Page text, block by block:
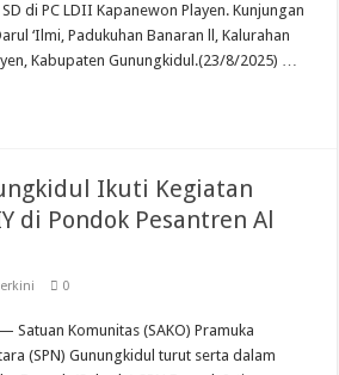
Bersih Sampah Memperingati Hari
di PC LDII Kapanewon Playen. Kunjungan
‘Ilmi, Padukuhan Banaran ll, Kalurahan
Kabupaten Gunungkidul.(23/8/2025) …
Ikuti Kegiatan
di Pondok Pesantren Al
0
Satuan Komunitas (SAKO) Pramuka
(SPN) Gunungkidul turut serta dalam